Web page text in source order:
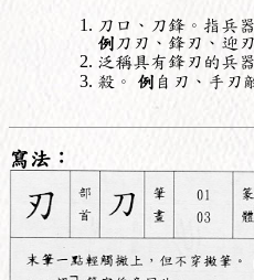
刀口、刀鋒。指兵
例刀刃、鋒刃、迎
泛稱具有鋒刃的兵
殺。 例 自刃、手刃
寫法：